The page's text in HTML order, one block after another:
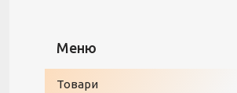
Товари